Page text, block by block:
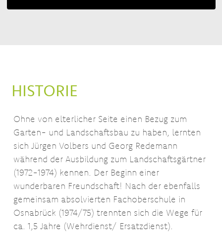
HISTORIE
Ohne von elterlicher Seite einen Bezug zum
Garten- und Landschaftsbau zu haben, lernten
sich Jürgen Volbers und Georg Redemann
während der Ausbildung zum Landschaftsgärtner
(1972-1974) kennen. Der Beginn einer
wunderbaren Freundschaft! Nach der ebenfalls
gemeinsam absolvierten Fachoberschule in
Osnabrück (1974/75) trennten sich die Wege für
ca. 1,5 Jahre (Wehrdienst/ Ersatzdienst).